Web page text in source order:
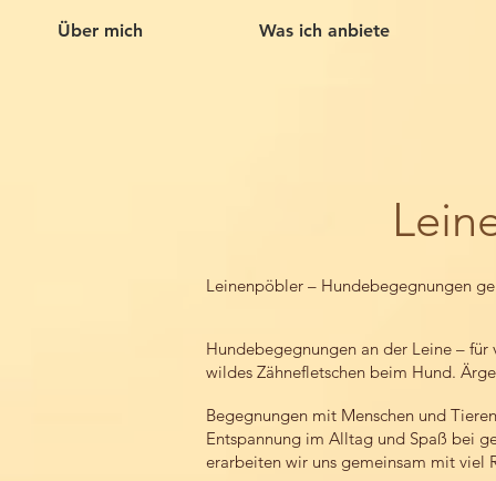
Über mich Was ich anbiete
Leinenpöbler – Hundebegegnungen
Hundebegegnungen an der Leine –
wildes Zähnefletschen beim Hund.
Begegnungen mit Menschen und
Entspannung im Alltag und Spaß bei
erarbeiten wir uns gemeinsam mit viel